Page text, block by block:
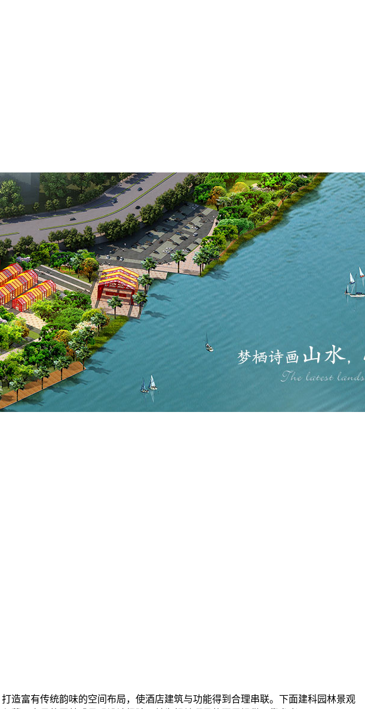
造富有传统韵味的空间布局，使酒店建筑与功能得到合理串联。下面建科园林景观